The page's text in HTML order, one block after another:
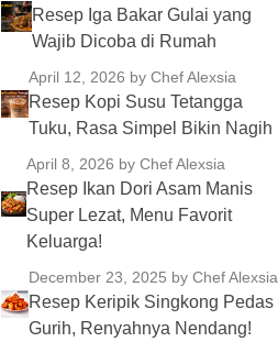
Resep Iga Bakar Gulai yang
Wajib Dicoba di Rumah
April 12, 2026 by Chef Alexsia
Resep Kopi Susu Tetangga
Tuku, Rasa Simpel Bikin Nagih
April 8, 2026 by Chef Alexsia
Resep Ikan Dori Asam Manis
Super Lezat, Menu Favorit
Keluarga!
December 23, 2025 by Chef Alexsia
Resep Keripik Singkong Pedas
Gurih, Renyahnya Nendang!